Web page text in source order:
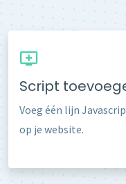
Script
Voeg één lijn
op je website.